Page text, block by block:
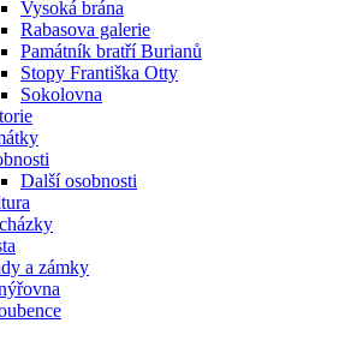
Vysoká brána
Rabasova galerie
Památník bratří Burianů
Stopy Františka Otty
Sokolovna
Další osobnosti
a zámky